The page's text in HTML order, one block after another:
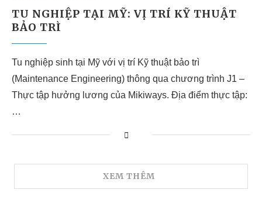
TU NGHIỆP TẠI MỸ: VỊ TRÍ KỸ THUẬT
BẢO TRÌ
Tu nghiệp sinh tại Mỹ với vị trí Kỹ thuật bảo trì
(Maintenance Engineering) thông qua chương trình J1 –
Thực tập hưởng lương của Mikiways. Địa điểm thực tập:
…
XEM THÊM